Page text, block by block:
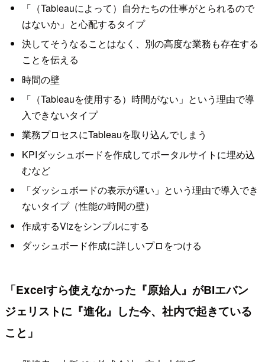
「（Tableauによって）自分たちの仕事がとられるので
はないか」と心配するタイプ
決してそうなることはなく、別の高度な業務も存在する
ことを伝える
時間の壁
「（Tableauを使用する）時間がない」という理由で導
入できないタイプ
業務プロセスにTableauを取り込んでしまう
KPIダッシュボードを作成してポータルサイトに埋め込
むなど
「ダッシュボードの表示が遅い」という理由で導入でき
ないタイプ（性能の時間の壁）
作成するVizをシンプルにする
ダッシュボード作成に詳しいプロをつける
「Excelすら使えなかった『原始人』がBIエバン
ジェリストに『進化』した今、社内で起きている
こと」